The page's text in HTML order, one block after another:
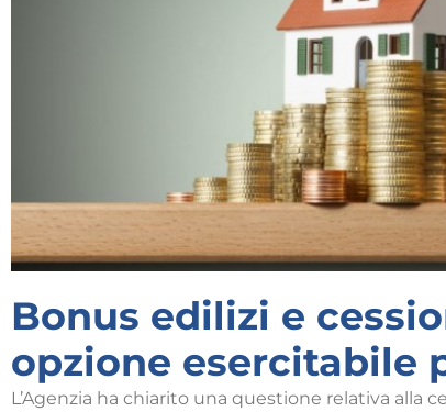
Bonus edilizi e
opzione esercitabile
L’Agenzia ha chiarito una questione relativa alla